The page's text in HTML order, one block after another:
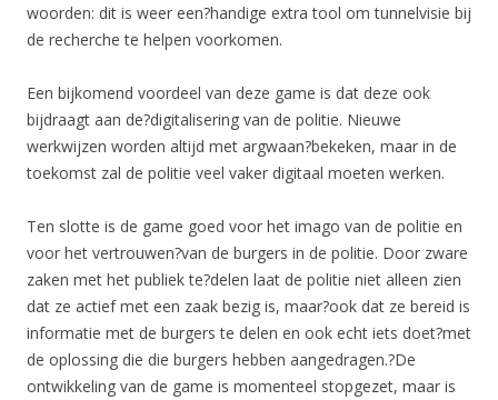
woorden: dit is weer een?handige extra tool om tunnelvisie bij
de recherche te helpen voorkomen.
Een bijkomend voordeel van deze game is dat deze ook
bijdraagt aan de?digitalisering van de politie. Nieuwe
werkwijzen worden altijd met argwaan?bekeken, maar in de
toekomst zal de politie veel vaker digitaal moeten werken.
Ten slotte is de game goed voor het imago van de politie en
voor het vertrouwen?van de burgers in de politie. Door zware
zaken met het publiek te?delen laat de politie niet alleen zien
dat ze actief met een zaak bezig is, maar?ook dat ze bereid is
informatie met de burgers te delen en ook echt iets doet?met
de oplossing die die burgers hebben aangedragen.?De
ontwikkeling van de game is momenteel stopgezet, maar is